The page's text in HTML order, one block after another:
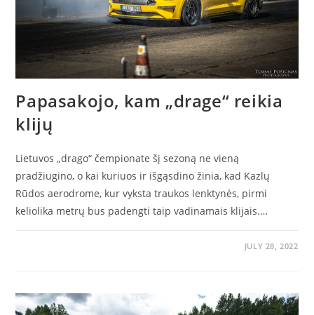
Papasakojo, kam „drage“ reikia
klijų
Lietuvos „drago“ čempionate šį sezoną ne vieną
pradžiugino, o kai kuriuos ir išgąsdino žinia, kad Kazlų
Rūdos aerodrome, kur vyksta traukos lenktynės, pirmi
keliolika metrų bus padengti taip vadinamais klijais.…
JULY 28, 2022